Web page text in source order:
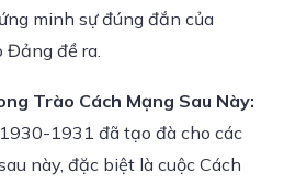
minh sự đúng đắn của
Đảng đề ra.
Trào Cách Mạng Sau Này:
1931 đã tạo đà cho các
này, đặc biệt là cuộc Cách